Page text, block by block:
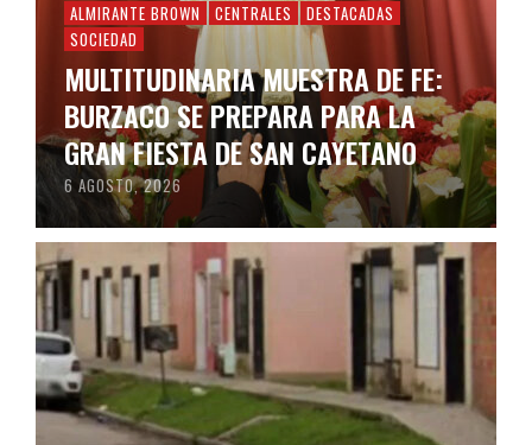
ALMIRANTE BROWN CENTRALES
DESTACADAS
SOCIEDAD
MULTITUDINARIA MUESTRA DE FE:
BURZACO SE PREPARA PARA LA
GRAN FIESTA DE SAN CAYETANO
6 AGOSTO, 2026